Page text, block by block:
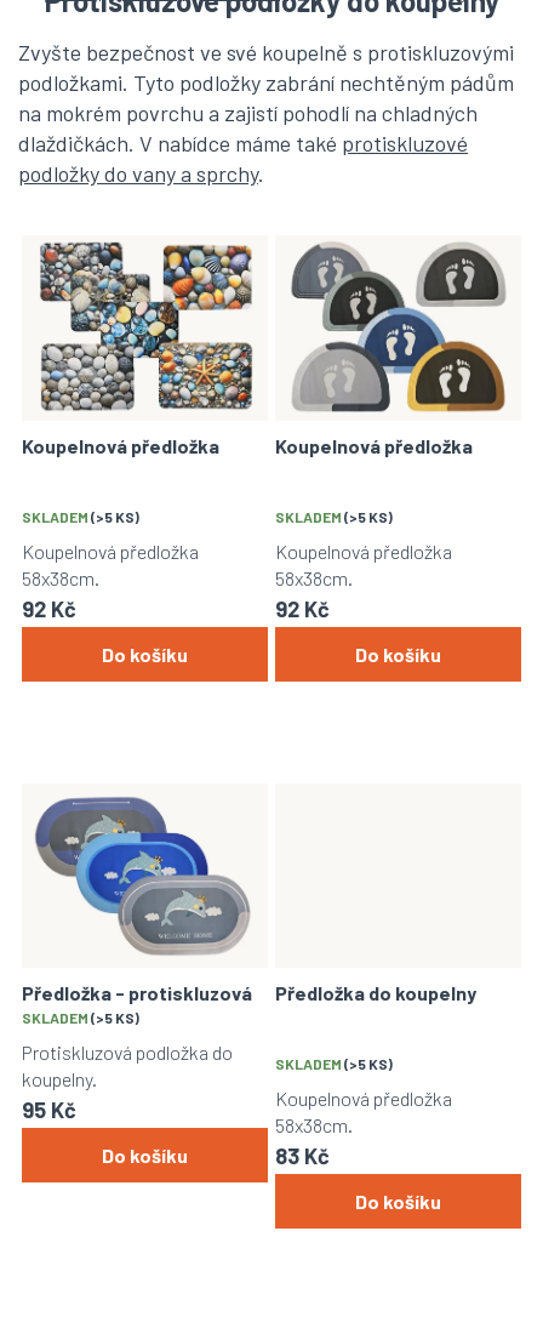
Zvyšte bezpečnost ve své koupelně s protiskluzovými
podložkami. Tyto podložky zabrání nechtěným pádům
na mokrém povrchu a zajistí pohodlí na chladných
dlaždičkách. V nabídce máme také protiskluzové
podložky do vany a sprchy.
Koupelnová předložka
SKLADEM (>5 KS)
92 Kč
Do košíku
Koupelnová předložka
58x38cm.
Koupelnová předložka
SKLADEM (>5 KS)
92 Kč
Do košíku
Koupelnová předložka
58x38cm.
Předložka - protiskluzová
Průměrné
hodnocení
produktu
je
5,0
z
hvězdiček.
SKLADEM (>5 KS)
95 Kč
Do košíku
Protiskluzová podložka do
koupelny.
Předložka do koupelny
SKLADEM (>5 KS)
83 Kč
Do košíku
Koupelnová předložka
58x38cm.